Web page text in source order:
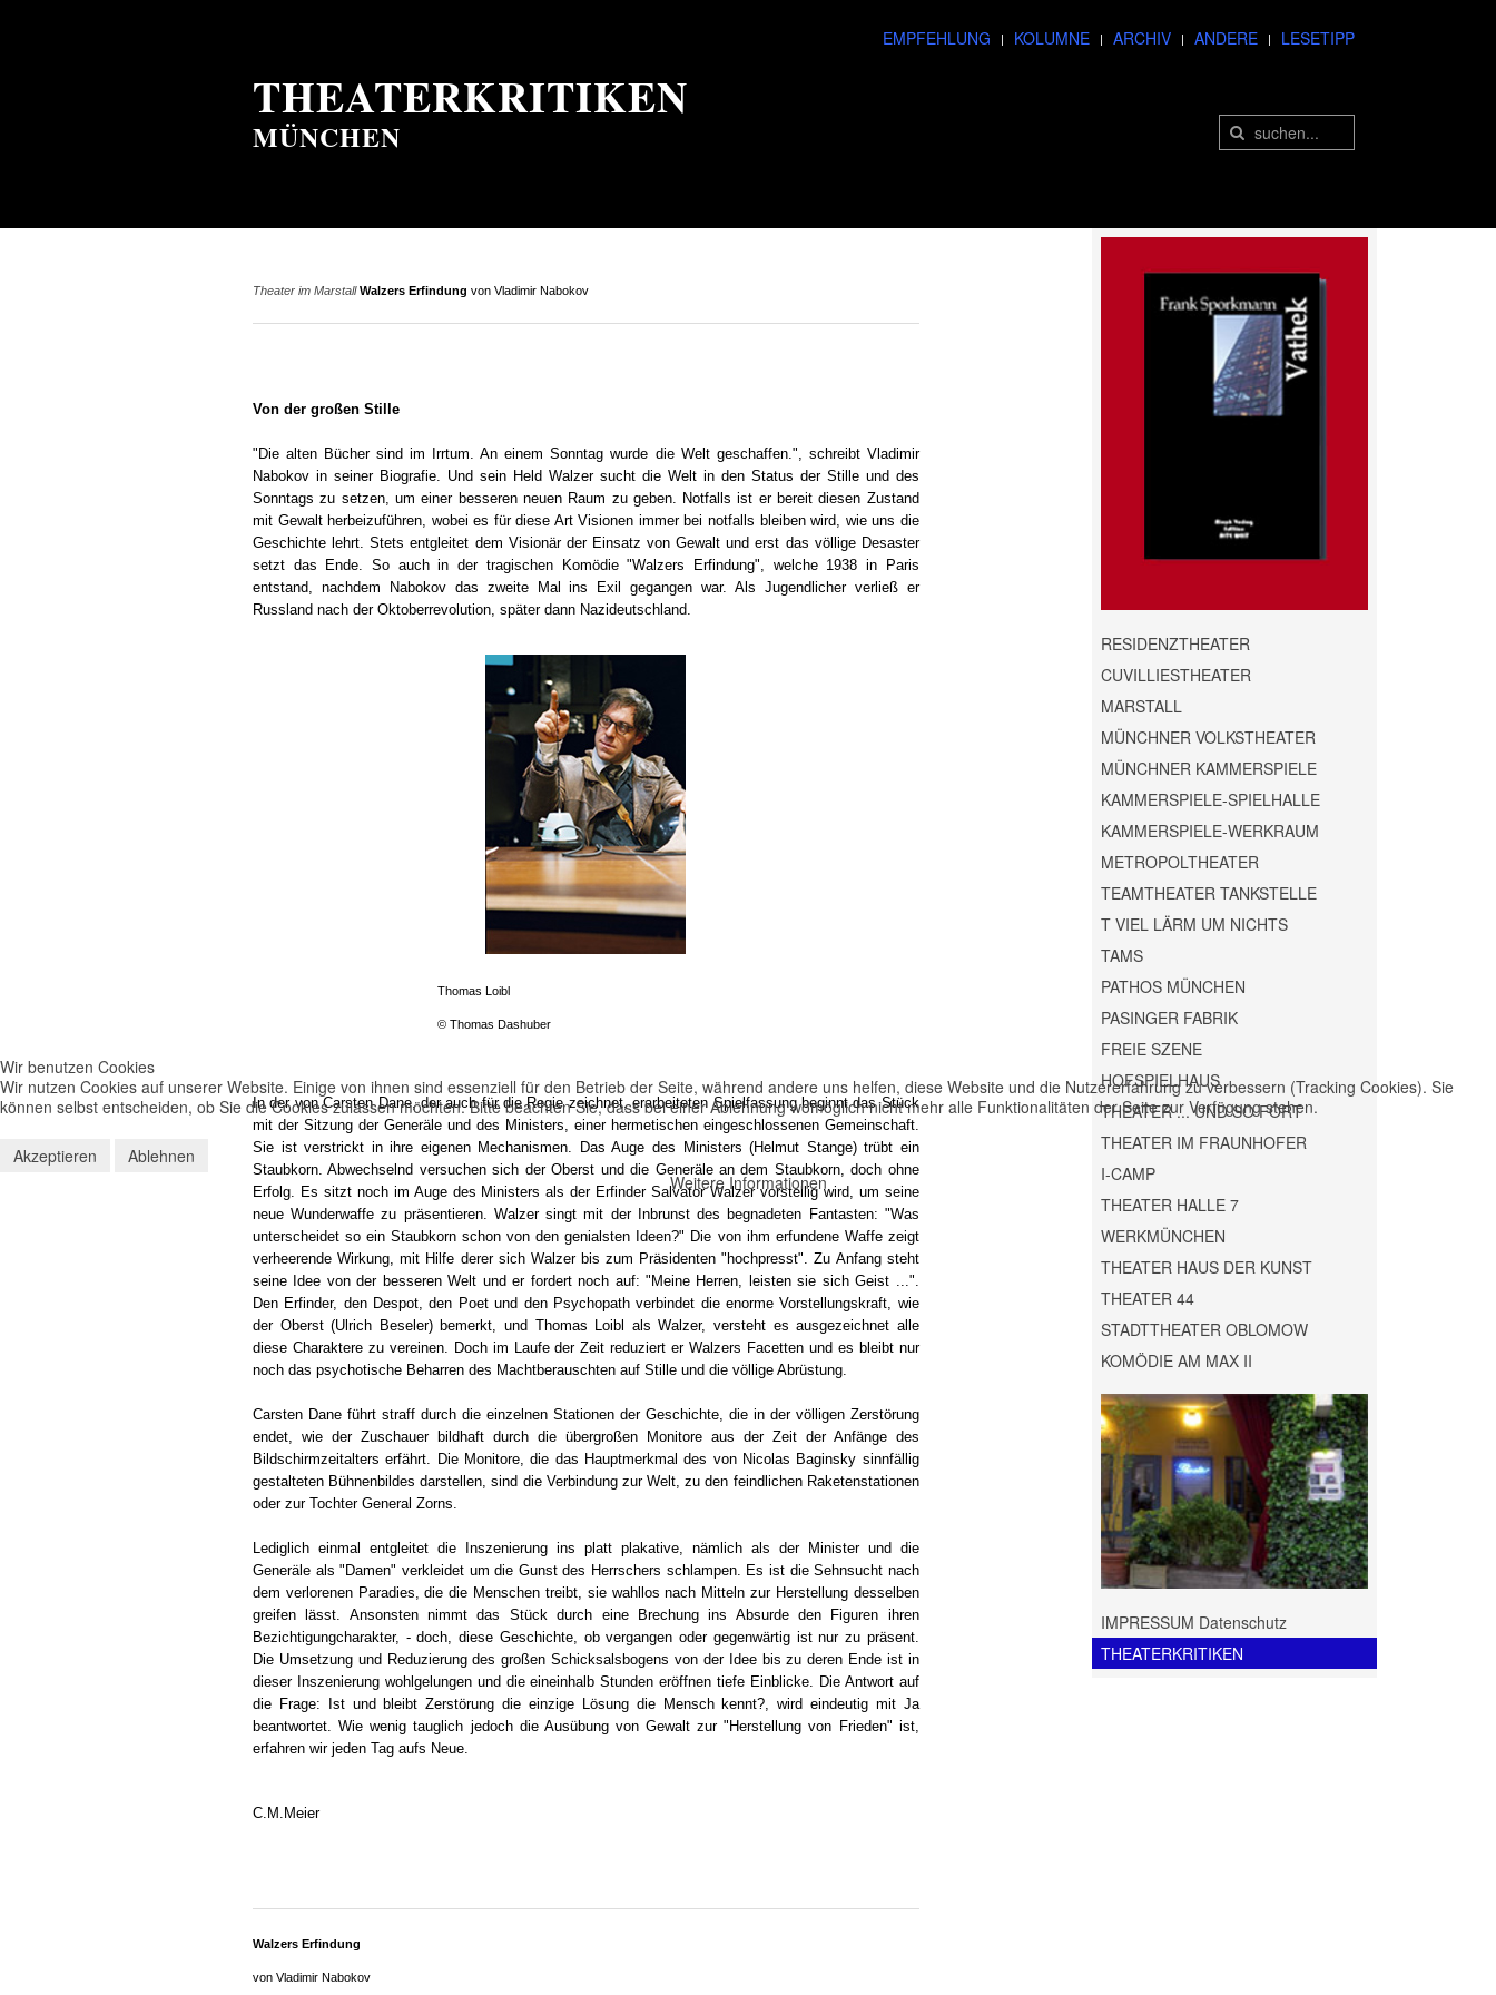
EMPFEHLUNG KOLUMNE ARCHIV ANDERE LESETIPP
THEATERKRITIKEN
MÜNCHEN
Theater im MarstallWalzers Erfindung von Vladimir Nabokov
Von der großen Stille
"Die alten Bücher sind im Irrtum. An einem Sonntag wurde die Welt geschaffen.", schreibt Vladimir
Nabokov in seiner Biografie. Und sein Held Walzer sucht die Welt in den Status der Stille und des
Sonntags zu setzen, um einer besseren neuen Raum zu geben. Notfalls ist er bereit diesen Zustand
mit Gewalt herbeizuführen, wobei es für diese Art Visionen immer bei notfalls bleiben wird, wie uns die
Geschichte lehrt. Stets entgleitet dem Visionär der Einsatz von Gewalt und erst das völlige Desaster
setzt das Ende. So auch in der tragischen Komödie "Walzers Erfindung", welche 1938 in Paris
entstand, nachdem Nabokov das zweite Mal ins Exil gegangen war. Als Jugendlicher verließ er
Russland nach der Oktoberrevolution, später dann Nazideutschland.
Thomas Loibl
© Thomas Dashuber
In der von Carsten Dane, der auch für die Regie zeichnet, erarbeiteten Spielfassung beginnt das Stück
mit der Sitzung der Generäle und des Ministers, einer hermetischen eingeschlossenen Gemeinschaft.
Sie ist verstrickt in ihre eigenen Mechanismen. Das Auge des Ministers (Helmut Stange) trübt ein
Staubkorn. Abwechselnd versuchen sich der Oberst und die Generäle an dem Staubkorn, doch ohne
Erfolg. Es sitzt noch im Auge des Ministers als der Erfinder Salvator Walzer vorstellig wird, um seine
neue Wunderwaffe zu präsentieren. Walzer singt mit der Inbrunst des begnadeten Fantasten: "Was
unterscheidet so ein Staubkorn schon von den genialsten Ideen?" Die von ihm erfundene Waffe zeigt
verheerende Wirkung, mit Hilfe derer sich Walzer bis zum Präsidenten "hochpresst". Zu Anfang steht
seine Idee von der besseren Welt und er fordert noch auf: "Meine Herren, leisten sie sich Geist ...".
Den Erfinder, den Despot, den Poet und den Psychopath verbindet die enorme Vorstellungskraft, wie
der Oberst (Ulrich Beseler) bemerkt, und Thomas Loibl als Walzer, versteht es ausgezeichnet alle
diese Charaktere zu vereinen. Doch im Laufe der Zeit reduziert er Walzers Facetten und es bleibt nur
noch das psychotische Beharren des Machtberauschten auf Stille und die völlige Abrüstung.
Carsten Dane führt straff durch die einzelnen Stationen der Geschichte, die in der völligen Zerstörung
endet, wie der Zuschauer bildhaft durch die übergroßen Monitore aus der Zeit der Anfänge des
Bildschirmzeitalters erfährt. Die Monitore, die das Hauptmerkmal des von Nicolas Baginsky sinnfällig
gestalteten Bühnenbildes darstellen, sind die Verbindung zur Welt, zu den feindlichen Raketenstationen
oder zur Tochter General Zorns.
Lediglich einmal entgleitet die Inszenierung ins platt plakative, nämlich als der Minister und die
Generäle als "Damen" verkleidet um die Gunst des Herrschers schlampen. Es ist die Sehnsucht nach
dem verlorenen Paradies, die die Menschen treibt, sie wahllos nach Mitteln zur Herstellung desselben
greifen lässt. Ansonsten nimmt das Stück durch eine Brechung ins Absurde den Figuren ihren
Bezichtigungcharakter, - doch, diese Geschichte, ob vergangen oder gegenwärtig ist nur zu präsent.
Die Umsetzung und Reduzierung des großen Schicksalsbogens von der Idee bis zu deren Ende ist in
dieser Inszenierung wohlgelungen und die eineinhalb Stunden eröffnen tiefe Einblicke. Die Antwort auf
die Frage: Ist und bleibt Zerstörung die einzige Lösung die Mensch kennt?, wird eindeutig mit Ja
beantwortet. Wie wenig tauglich jedoch die Ausübung von Gewalt zur "Herstellung von Frieden" ist,
erfahren wir jeden Tag aufs Neue.
C.M.Meier
Walzers Erfindung
von Vladimir Nabokov
RESIDENZTHEATER
CUVILLIESTHEATER
MARSTALL
MÜNCHNER VOLKSTHEATER
MÜNCHNER KAMMERSPIELE
KAMMERSPIELE-SPIELHALLE
KAMMERSPIELE-WERKRAUM
METROPOLTHEATER
TEAMTHEATER TANKSTELLE
T VIEL LÄRM UM NICHTS
TAMS
PATHOS MÜNCHEN
PASINGER FABRIK
FREIE SZENE
HOFSPIELHAUS
THEATER ... UND SO FORT
THEATER IM FRAUNHOFER
I-CAMP
THEATER HALLE 7
WERKMÜNCHEN
THEATER HAUS DER KUNST
THEATER 44
STADTTHEATER OBLOMOW
KOMÖDIE AM MAX II
IMPRESSUM Datenschutz
THEATERKRITIKEN
Wir benutzen Cookies
Wir nutzen Cookies auf unserer Website. Einige von ihnen sind essenziell für den Betrieb der Seite, während andere uns helfen, diese Website und die Nutzererfahrung zu verbessern (Tracking Cookies). Sie
können selbst entscheiden, ob Sie die Cookies zulassen möchten. Bitte beachten Sie, dass bei einer Ablehnung womöglich nicht mehr alle Funktionalitäten der Seite zur Verfügung stehen.
Akzeptieren
Ablehnen
Weitere Informationen